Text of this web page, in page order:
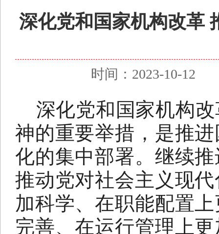
深化党和国家机构改革
时间：2023-10-
深化党和国家机构
神的重要举措，是推
化的集中部署。继续
推动党对社会主义现
加科学、在职能配置
完善、在运行管理上